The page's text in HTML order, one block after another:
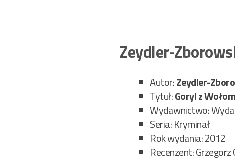
Zeydler-
Autor:Zeydler-
Tytuł:Goryl z
Wydawnictwo:
Seria: Kryminał
Rok wydania: 2012
Recenzent: Grzegorz